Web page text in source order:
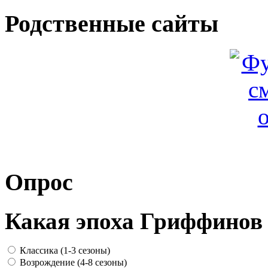
Родственные сайты
Опрос
Какая эпоха
Классика (1-3 сезоны)
Возрождение (4-8 сезоны)